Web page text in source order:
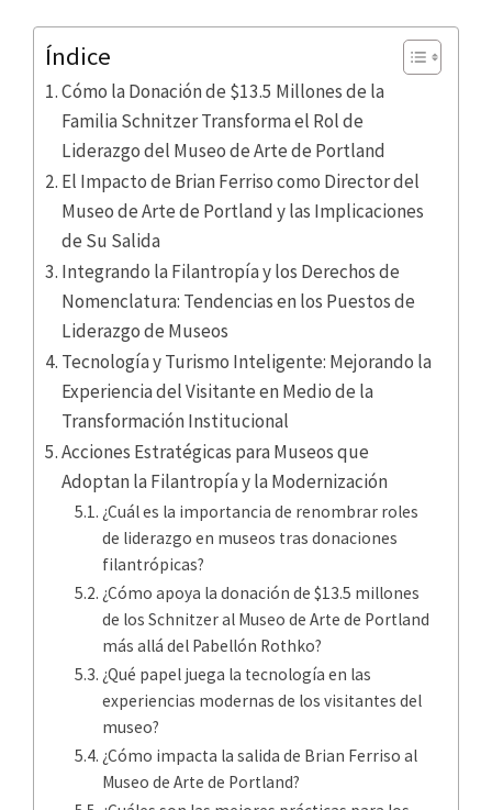
Índice
Cómo la Donación de $13.5 Millones de la
Familia Schnitzer Transforma el Rol de
Liderazgo del Museo de Arte de Portland
El Impacto de Brian Ferriso como Director del
Museo de Arte de Portland y las Implicaciones
de Su Salida
Integrando la Filantropía y los Derechos de
Nomenclatura: Tendencias en los Puestos de
Liderazgo de Museos
Tecnología y Turismo Inteligente: Mejorando la
Experiencia del Visitante en Medio de la
Transformación Institucional
Acciones Estratégicas para Museos que
Adoptan la Filantropía y la Modernización
¿Cuál es la importancia de renombrar roles
de liderazgo en museos tras donaciones
filantrópicas?
¿Cómo apoya la donación de $13.5 millones
de los Schnitzer al Museo de Arte de Portland
más allá del Pabellón Rothko?
¿Qué papel juega la tecnología en las
experiencias modernas de los visitantes del
museo?
¿Cómo impacta la salida de Brian Ferriso al
Museo de Arte de Portland?